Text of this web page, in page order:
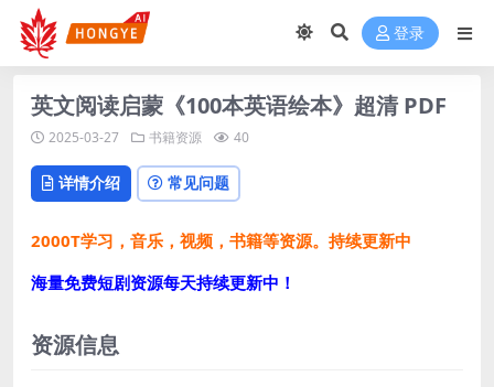
登录
英文阅读启蒙《100本英语绘本》超清 PDF
2025-03-27 书籍资源 40
详情介绍 常见问题
2000T学习，音乐，视频，书籍等资源。持续更新中
海量免费短剧资源每天持续更新中！
资源信息